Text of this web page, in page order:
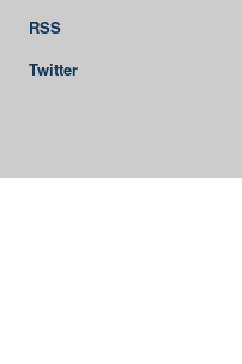
RSS
Twitter